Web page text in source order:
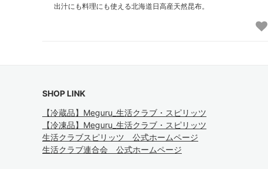
出汁にも料理にも使える北海道日高産天然昆布。
SHOP LINK
【冷蔵品】Meguru_生活クラブ・スピリッツ
【冷凍品】Meguru_生活クラブ・スピリッツ
生活クラブスピリッツ 公式ホームページ
生活クラブ連合会 公式ホームページ